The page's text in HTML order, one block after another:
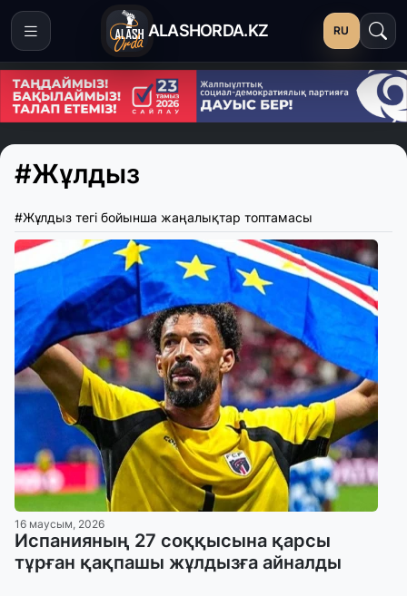
ALASHORDA.KZ RU
#Жұлдыз
#Жұлдыз тегі бойынша жаңалықтар топтамасы
16 маусым, 2026
Испанияның 27 соққысына қарсы
тұрған қақпашы жұлдызға айналды